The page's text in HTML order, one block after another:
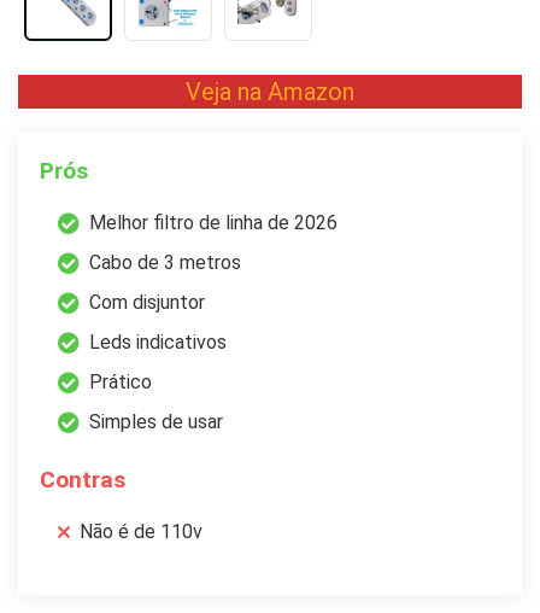
Veja na Amazon
Prós
Melhor filtro de linha de 2026
Cabo de 3 metros
Com disjuntor
Leds indicativos
Prático
Simples de usar
Contras
Não é de 110v